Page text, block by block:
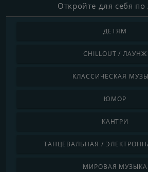
Откройте для себя
ДЕТЯМ
CHILLOUT / ЛАУНЖ
КЛАССИЧЕСКАЯ
ЮМОР
КАНТРИ
ТАНЦЕВАЛЬНАЯ /
МИРОВАЯ МУЗЫКА